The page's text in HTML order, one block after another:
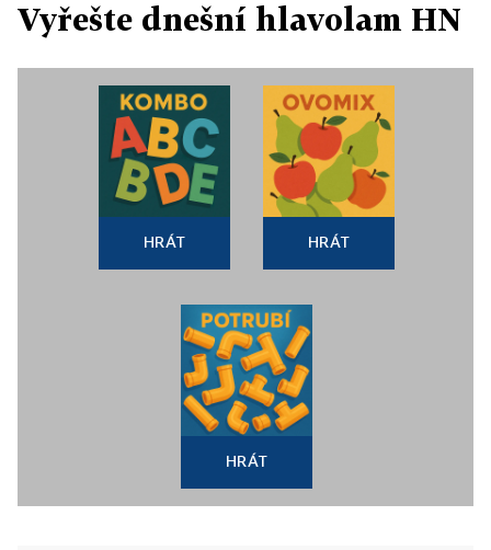
Vyřešte dnešní hlavolam HN
HRÁT HRÁT
HRÁT